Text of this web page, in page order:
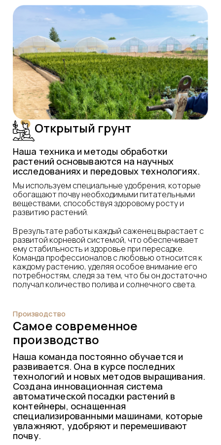
Открытый грунт
Наша техника и методы обработки
растений основываются на научных
исследованиях и передовых технологиях.
Мы используем специальные удобрения, которые
обогащают почву необходимыми питательными
веществами, способствуя здоровому росту и
развитию растений.
В результате работы каждый саженец вырастает с
развитой корневой системой, что обеспечивает
ему стабильность и здоровье при пересадке.
Команда профессионалов с любовью относится к
каждому растению, уделяя особое внимание его
потребностям, следя за тем, что бы он достаточно
получал количество полива и солнечного света.
Производство
Самое современное
производство
Наша команда постоянно обучается и
развивается. Она в курсе последних
технологий и новых методов выращивания.
Создана инновационная система
автоматической посадки растений в
контейнеры, оснащенная
специализированными машинами, которые
увлажняют, удобряют и перемешивают
почву.